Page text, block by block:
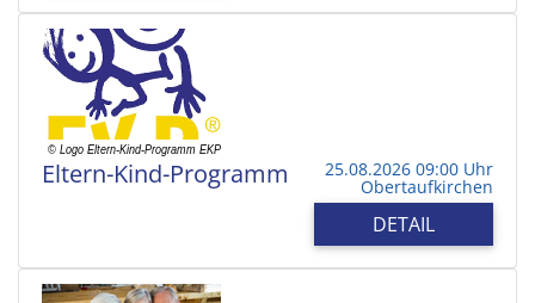
Eltern-Kind-Programm 25.08.2026 09:00 Uhr
Obertaufkirchen
DETAIL